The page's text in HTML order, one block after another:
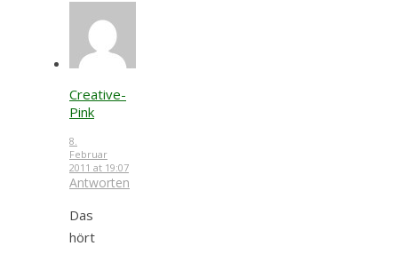
Creative-
Pink
8.
Februar
2011 at 19:07
Antworten
Das
hört